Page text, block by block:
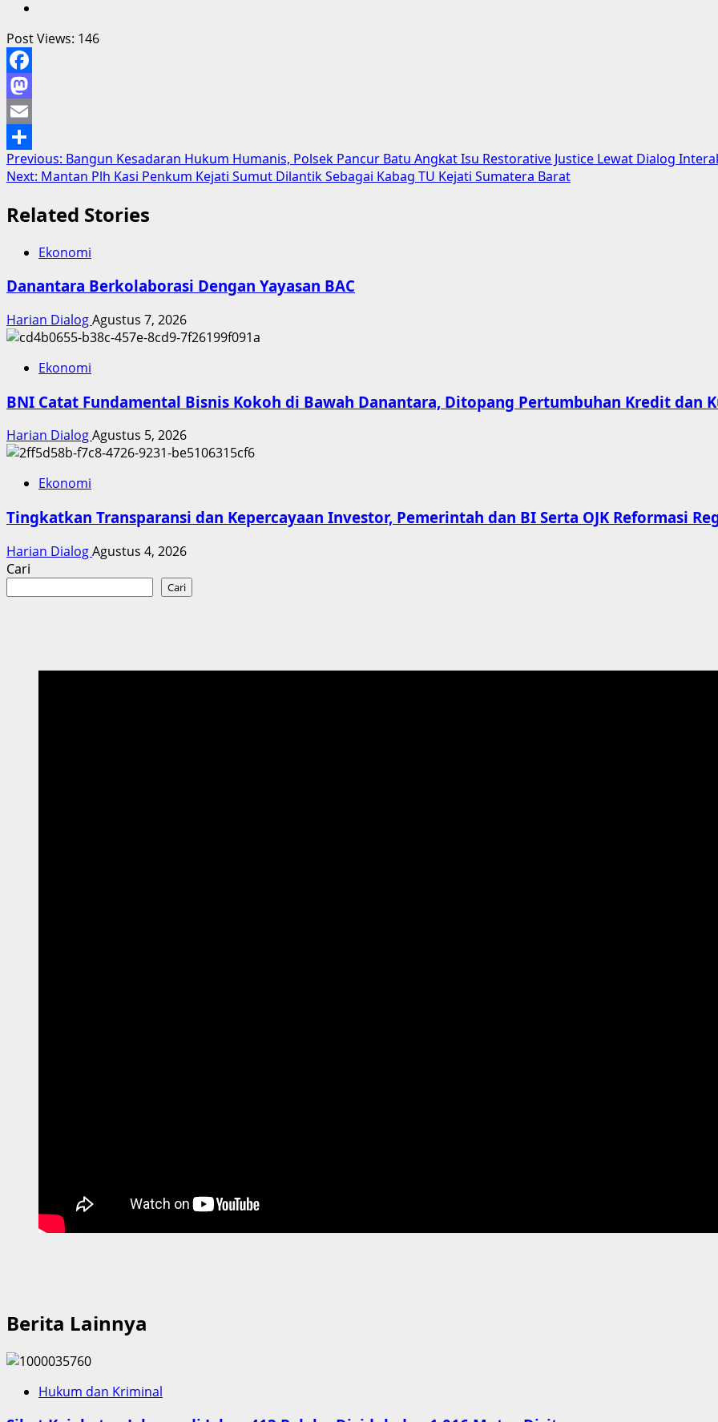
Post Views: 146
Facebook
Mastodon
Email
Share
Post
navigation
Previous: Bangun Kesadaran Hukum Humanis, Polsek Pancur Batu Angkat Isu Restorative Justice Lewat Dialog
Next: Mantan Plh Kasi Penkum Kejati Sumut Dilantik Sebagai Kabag TU Kejati Sumatera Barat
Related Stories
Ekonomi
Danantara Berkolaborasi Dengan Yayasan BAC
Harian DialogAgustus 7, 2026
Ekonomi
BNI Catat Fundamental Bisnis Kokoh di Bawah Danantara, Ditopang Pertumbuhan Kredit dan
Harian DialogAgustus 5, 2026
Ekonomi
Tingkatkan Transparansi dan Kepercayaan Investor, Pemerintah dan BI Serta OJK Reformasi
Harian DialogAgustus 4, 2026
Cari
Cari
Berita Lainnya
Hukum dan Kriminal